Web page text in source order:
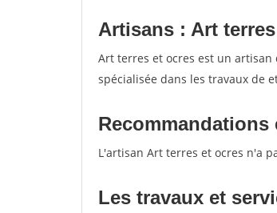
Artisans : Art
Art terres et ocres est un artisan
spécialisée dans les travaux de
L'artisan Art terres et ocres n'a
Les travaux et